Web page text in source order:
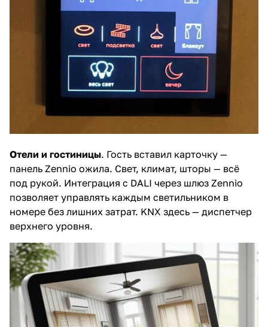
Отели и гостиницы. Гость вставил карточку —
панель Zennio ожила. Свет, климат, шторы — всё
под рукой. Интеграция с DALI через шлюз Zennio
позволяет управлять каждым светильником в
номере без лишних затрат. KNX здесь — диспетчер
верхнего уровня.